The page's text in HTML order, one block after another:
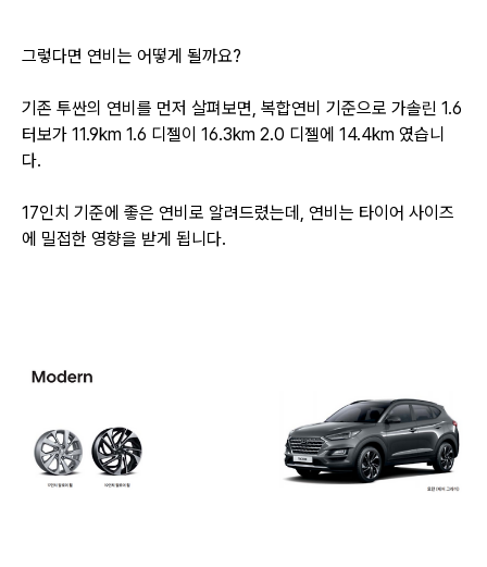
그렇다면 연비는 어떻게 될까요?
기존 투싼의 연비를 먼저 살펴보면, 복합연비 기준으로 가솔린 1.6
터보가 11.9km 1.6 디젤이 16.3km 2.0 디젤에 14.4km 였습니
다.
17인치 기준에 좋은 연비로 알려드렸는데, 연비는 타이어 사이즈
에 밀접한 영향을 받게 됩니다.